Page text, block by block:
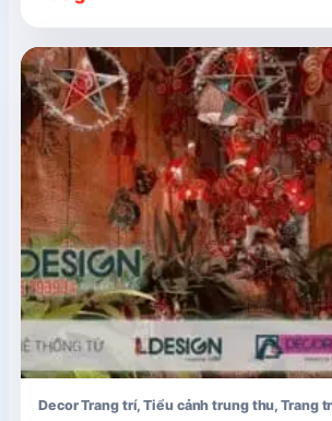
Decor Trang trí,Tiểu cảnh trung thu,Trang